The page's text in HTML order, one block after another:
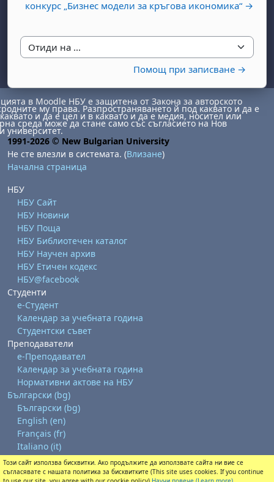
конкурс „Бизнес модели за кръгова икономика“ →
Отиди на ...
Помощ при записване →
в Moodle НБУ е защитена от Закона за авторското
му права. Разпространяването й под каквато и да е
и да е цел и в каквато и да е медия, носител или
среда може да стане само със съгласието на Нов
университет.
1991-2026 © New Bulgarian University
Не сте влезли в системата. (Влизане)
Начална страница
НБУ
НБУ Сайт
НБУ Новини
НБУ Поща
НБУ Библиотечен каталог
НБУ Научен архив
НБУ Етичен кодекс
НБУ@facebook
Студенти
е-Студент
Календар за учебната година
Студентски съвет
Преподаватели
е-Преподавател
Календар за учебната година
Нормативни актове на НБУ
Български ‎(bg)‎
Български ‎(bg)‎
English ‎(en)‎
Français ‎(fr)‎
Italiano ‎(it)‎
Изтегляне на мобилно приложение
Този сайт използва бисквитки. Ако продължите да използвате сайта ни вие се
съгласявате с нашата политика за бисквитките (This site uses cookies. If you continue